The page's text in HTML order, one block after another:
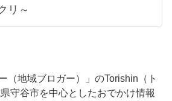
リ～
（地域ブロガー）」のTorishin（ト
守谷市を中心としたおでかけ情報